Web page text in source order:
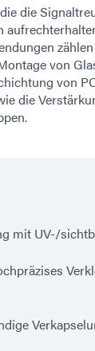
die
von
von
die
mit UV-/